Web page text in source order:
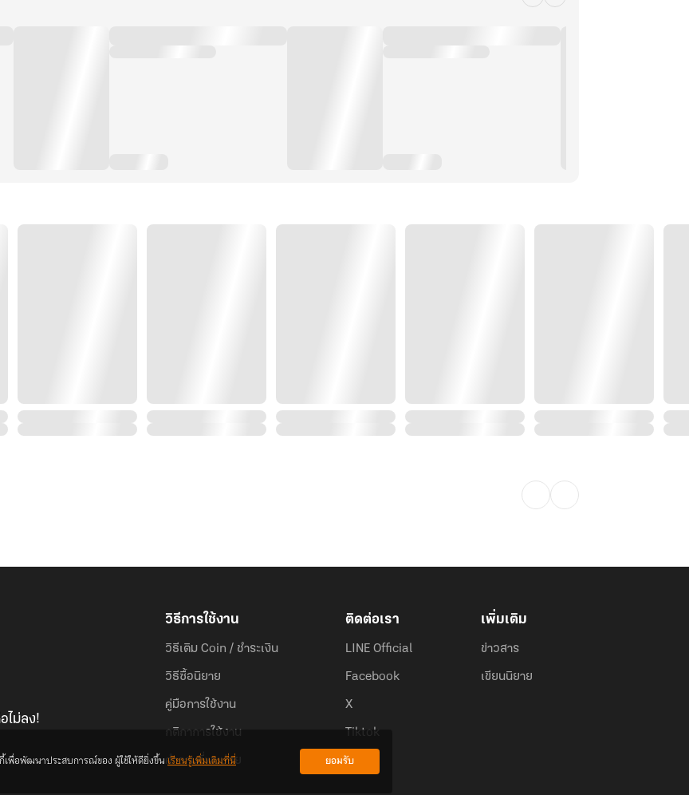
นเสี่ยวหรานเป็นนักเรียนมัธยมปลายชั้นปีสุดท้าย ส่วนฉินเสี่ยวหลิงเป็นนักเรียนมัธยมต้นชั้นปี
ไม่ลง!
วิธีการใช้งาน
วิธีเติม Coin / ชำระเงิน
วิธีซื้อนิยาย
คู่มือการใช้งาน
กติกาการใช้งาน
คำถามที่พบบ่อย
ติดต่อเรา
LINE Official
Facebook
X
Tiktok
เพิ่มเติม
ข่าวสาร
เขียนนิยาย
เพื่อพัฒนาประสบการณ์ของ ผู้ใช้ให้ดียิ่งขึ้นเรียนรู้เพิ่มเติมที่นี่ ยอมรับ